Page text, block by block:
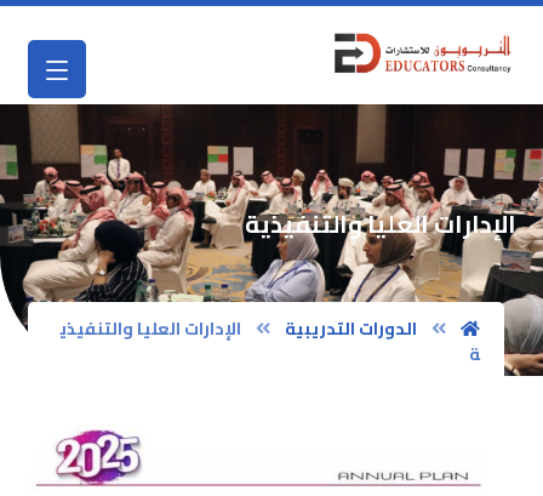
الإدارات العليا والتنفيذية
الدورات التدريبية
الإدارات العليا والتنفيذي
ة